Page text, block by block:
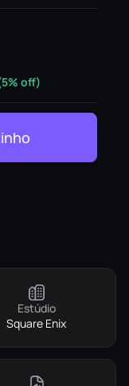
off)
Estúdio
Square Enix